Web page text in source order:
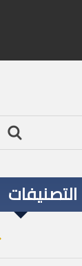
التصنيفات